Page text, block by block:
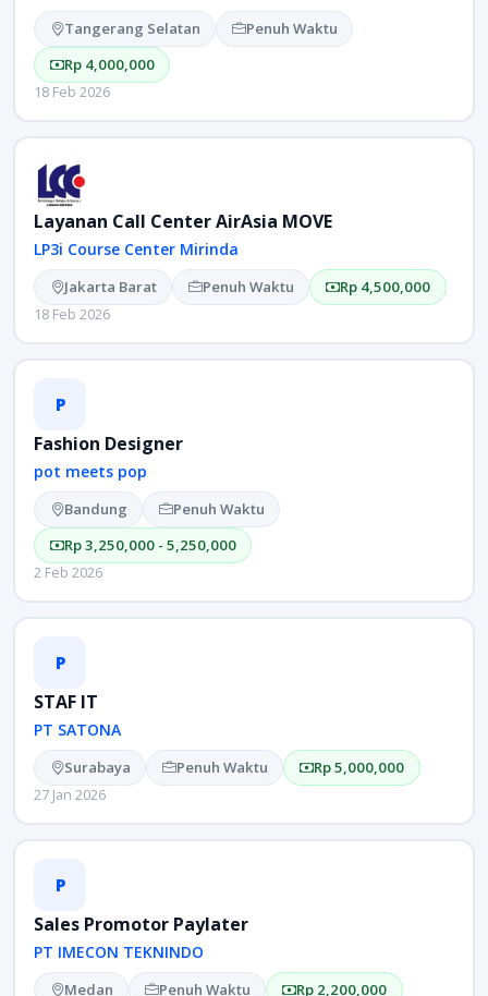
Tangerang Selatan
Penuh Waktu
Rp 4,000,000
18 Feb 2026
Layanan Call Center AirAsia MOVE
LP3i Course Center Mirinda
Jakarta Barat Penuh Waktu Rp 4,500,000
18 Feb 2026
P
Fashion Designer
pot meets pop
Bandung
Penuh Waktu
Rp 3,250,000 - 5,250,000
2 Feb 2026
P
STAF IT
PT SATONA
Surabaya Penuh Waktu Rp 5,000,000
27 Jan 2026
P
Sales Promotor Paylater
PT IMECON TEKNINDO
Medan Penuh Waktu Rp 2,200,000